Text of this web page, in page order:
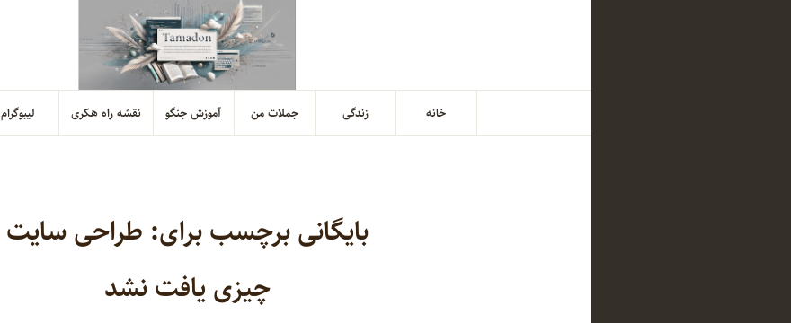
خانه زندگی جملات من آموزش جنگو نقشه راه هکری لیبوگرام
بایگانی برچسب برای: طراحی سایت
چیزی یافت نشد